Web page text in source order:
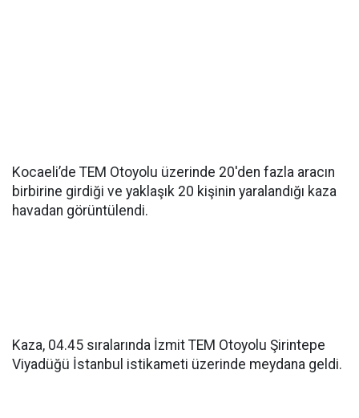
Kocaeli’de TEM Otoyolu üzerinde 20'den fazla aracın
birbirine girdiği ve yaklaşık 20 kişinin yaralandığı kaza
havadan görüntülendi.
Kaza, 04.45 sıralarında İzmit TEM Otoyolu Şirintepe
Viyadüğü İstanbul istikameti üzerinde meydana geldi.